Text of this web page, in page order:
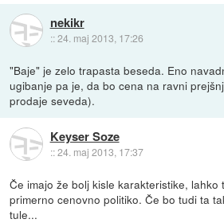
nekikr
::24. maj 2013, 17:26
"Baje" je zelo trapasta beseda. Eno
ugibanje pa je, da bo cena na ravni
prodaje seveda).
Keyser Soze
::24. maj 2013, 17:37
Če imajo že bolj kisle karakteristike,
primerno cenovno politiko. Če bo tudi ta
tule...